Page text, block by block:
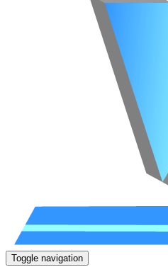
Toggle navigation